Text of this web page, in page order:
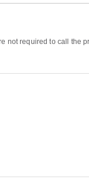
not required to call the